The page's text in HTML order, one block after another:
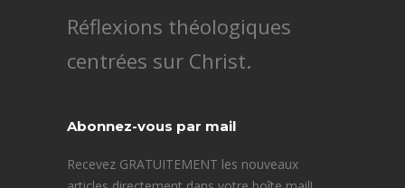
Réflexions théologiques
centrées sur Christ.
Abonnez-vous par mail
Recevez GRATUITEMENT les nouveaux